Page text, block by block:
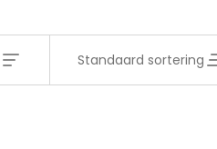
Standaard sortering